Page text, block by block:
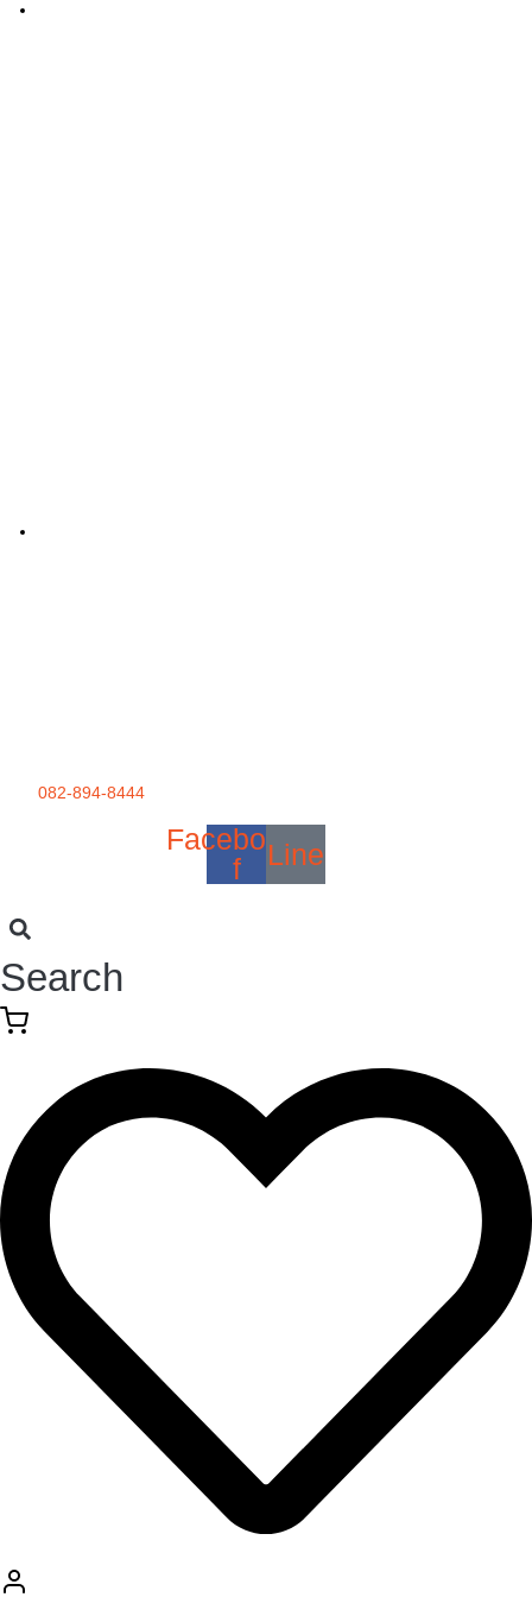
082-894-8444
Facebook-
f
Line
Search